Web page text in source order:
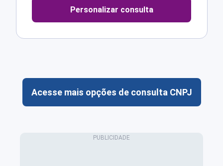
Personalizar consulta
Acesse mais opções de consulta CNPJ